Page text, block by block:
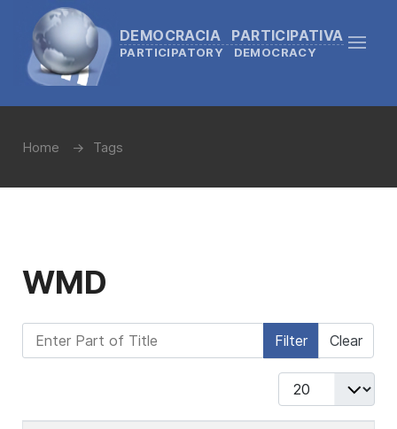
DEMOCRACIA PARTICIPATIVA
PARTICIPATORY DEMOCRACY
Home Tags
WMD
Enter Part of Title Filter Clear
Display #